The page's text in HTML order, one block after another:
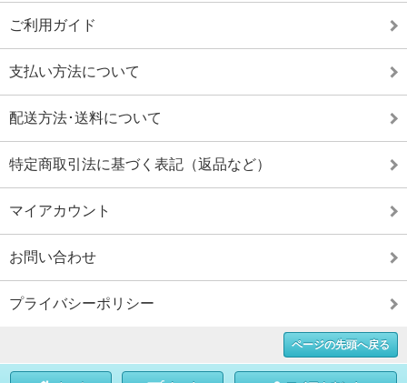
ご利用ガイド
支払い方法について
配送方法･送料について
特定商取引法に基づく表記（返品など）
マイアカウント
お問い合わせ
プライバシーポリシー
ページの先頭へ戻る